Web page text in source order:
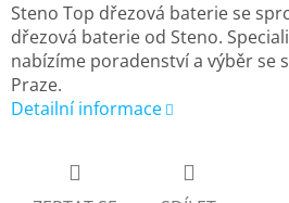
Steno Top dřezová baterie se
dřezová baterie od Steno.
nabízíme poradenství a výběr se
Praze.
Detailní informace